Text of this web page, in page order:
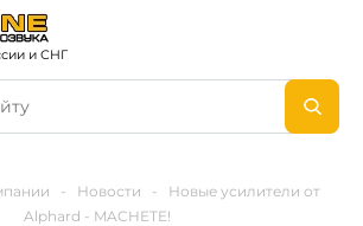
и СНГ
- Новости -
Новые усилители от
Alphard - MACHETE!